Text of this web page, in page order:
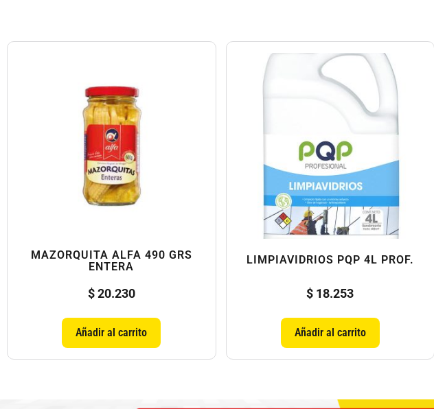
MAZORQUITA ALFA 490 GRS
ENTERA
$20.230
Añadir al carrito
LIMPIAVIDRIOS PQP 4L PROF.
$ 18.253
Añadir al carrito